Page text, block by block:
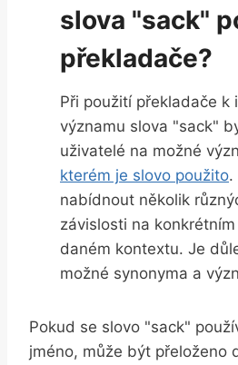
slova "sack"
překladače?
Při použití překladače k
významu slova "sack"
uživatelé na možné
kterém je slovo použito.
nabídnout několik
závislosti na
daném kontextu. Je
možné synonyma a
Pokud se slovo "sack"
jméno, může být přeloženo